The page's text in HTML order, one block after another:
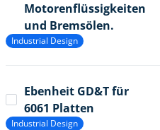
Motorenflüssigkeiten
und Bremsölen.
Industrial Design
Ebenheit GD&T für
6061 Platten
Industrial Design